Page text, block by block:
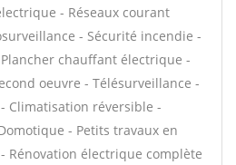
- Réseaux courant
- Sécurité incendie -
chauffant électrique -
oeuvre - Télésurveillance -
Climatisation réversible -
- Petits travaux en
Rénovation électrique complète